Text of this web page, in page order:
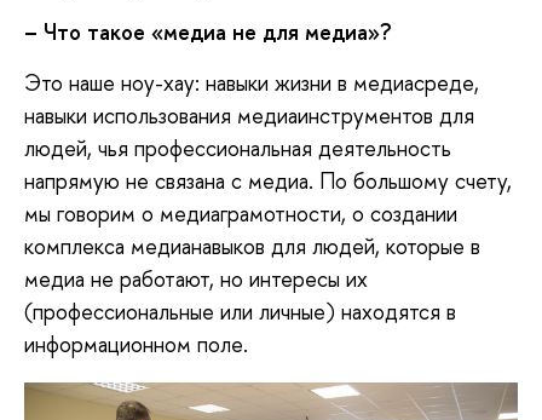
– Что такое «медиа не для медиа»?
Это наше ноу-хау: навыки жизни в медиасреде,
навыки использования медиаинструментов для
людей, чья профессиональная деятельность
напрямую не связана с медиа. По большому счету,
мы говорим о медиаграмотности, о создании
комплекса медианавыков для людей, которые в
медиа не работают, но интересы их
(профессиональные или личные) находятся в
информационном поле.